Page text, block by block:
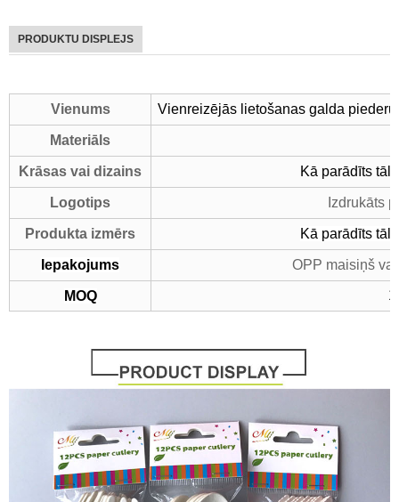
PRODUKTU DISPLEJS
Vienums Vienreizējās lietošanas galda
Materiāls
Krāsas vai dizains Kā parādīts
Logotips Izdrukāts
Produkta izmērs Kā parādīts
Iepakojums OPP maisiņš
MOQ